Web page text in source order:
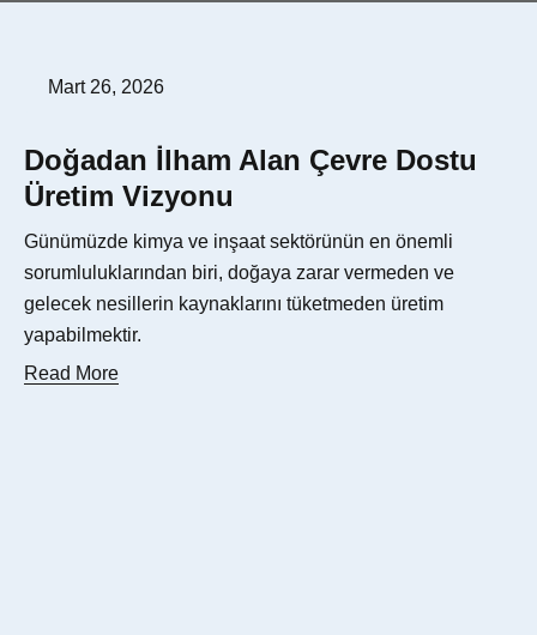
Mart 26, 2026
Doğadan İlham Alan Çevre Dostu
Üretim Vizyonu
Günümüzde kimya ve inşaat sektörünün en önemli
sorumluluklarından biri, doğaya zarar vermeden ve
gelecek nesillerin kaynaklarını tüketmeden üretim
yapabilmektir.
Read More